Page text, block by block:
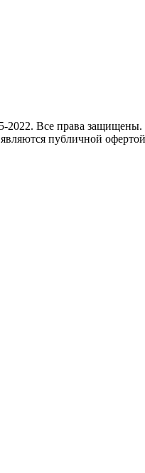
2022. Все права защищены.
публичной офертой